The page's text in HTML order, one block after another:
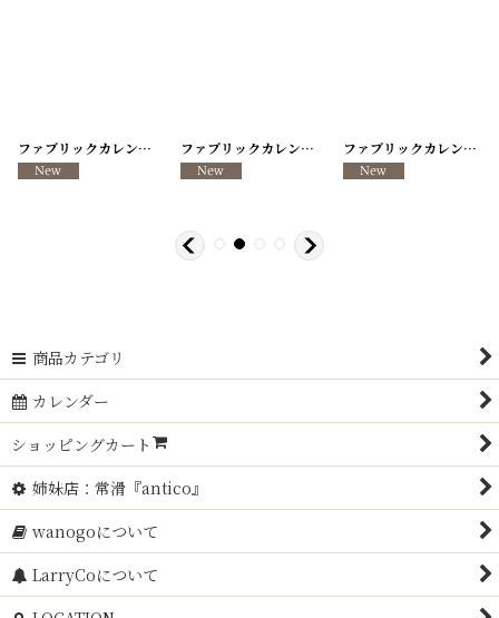
[260317-13 [260317-12 [260317-11
ファブリックカレンダー ・キッチンクロス リメイクパンツ/VINTAGE REMAKE PANTS ファブリックカレンダー ・キッチンクロス リメイクパンツ/VINTAGE REMAKE PANTS ファブリックカレンダー ・キッチンクロス リメイクパンツ/VINTAGE REMAKE PANTS
商品カテゴリ
カレンダー
ショッピングカート
姉妹店：常滑『antico』
wanogoについて
LarryCoについて